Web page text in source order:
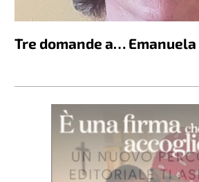
Tre domande a…